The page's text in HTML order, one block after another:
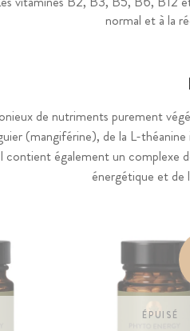
normal et à la
de nutriments purement
(mangiférine), de la L-
également un complexe
énergétique et de
ÉPUISÉ